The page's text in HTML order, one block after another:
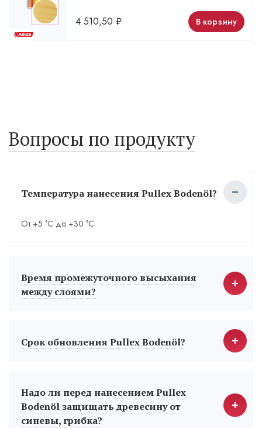
4 510,50 ₽ В корзину
Вопросы по продукту
Температура нанесения Pullex Bodenöl?
От +5 °С до +30 °С
Время промежуточного высыхания
между слоями?
Срок обновления Pullex Bodenöl?
Надо ли перед нанесением Pullex
Bodenöl защищать древесину от
синевы, грибка?